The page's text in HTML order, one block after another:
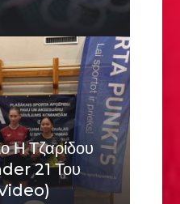
Η Τζαρίδου
21 Του